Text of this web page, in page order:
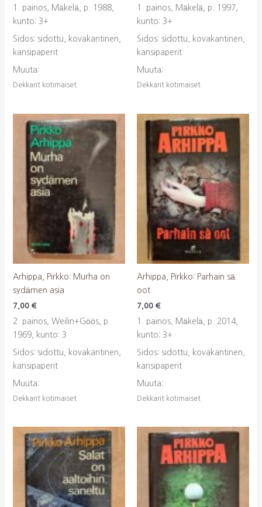
1. painos, Mäkelä, p. 1988,
kunto: 3+
Sidos: sidottu, kovakantinen,
kansipaperit
Muuta:
Dekkarit kotimaiset
1. painos, Mäkelä, p. 1997,
kunto: 3+
Sidos: sidottu, kovakantinen,
kansipaperit
Muuta:
Dekkarit kotimaiset
Arhippa, Pirkko: Murha on
sydämen asia
7,00 €
2. painos, Weilin+Göös, p.
1969, kunto: 3
Sidos: sidottu, kovakantinen,
kansipaperit
Muuta:
Dekkarit kotimaiset
Arhippa, Pirkko: Parhain sä
oot
7,00 €
1. painos, Mäkelä, p. 2014,
kunto: 3+
Sidos: sidottu, kovakantinen,
kansipaperit
Muuta:
Dekkarit kotimaiset